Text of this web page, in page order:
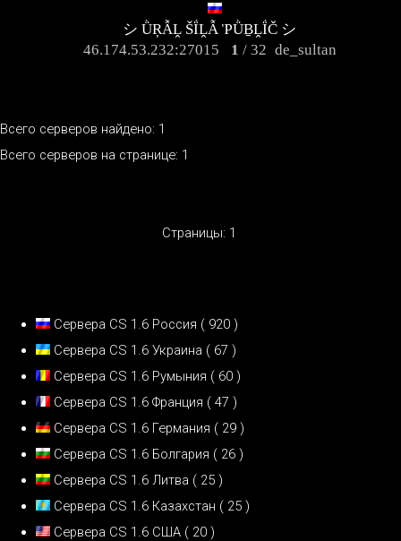
シ ǛŖẪḼ ŠḮḼẪ ῬǛḆḼḮČ シ
46.174.53.232:27015
1 / 32 de_sultan
Всего серверов найдено: 1
Всего серверов на странице: 1
Страницы: 1
Сервера CS 1.6 Россия ( 920 )
Сервера CS 1.6 Украина ( 67 )
Сервера CS 1.6 Румыния ( 60 )
Сервера CS 1.6 Франция ( 47 )
Сервера CS 1.6 Германия ( 29 )
Сервера CS 1.6 Болгария ( 26 )
Сервера CS 1.6 Литва ( 25 )
Сервера CS 1.6 Казахстан ( 25 )
Сервера CS 1.6 США ( 20 )